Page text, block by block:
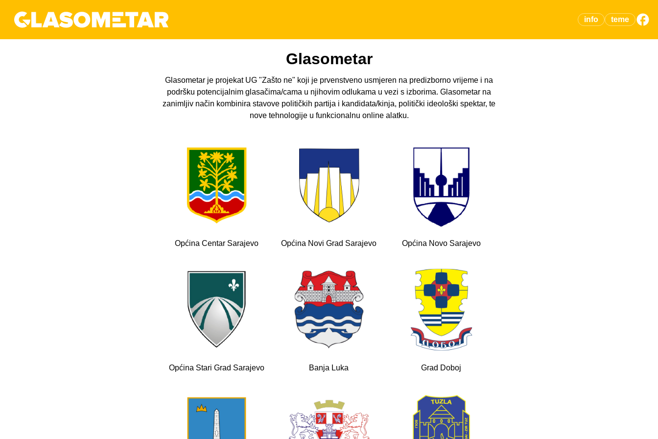
info teme
Glasometar
Glasometar je projekat UG "Zašto ne" koji je prvenstveno usmjeren na predizborno vrijeme i na
podršku potencijalnim glasačima/cama u njihovim odlukama u vezi s izborima. Glasometar na
zanimljiv način kombinira stavove političkih partija i kandidata/kinja, politički ideološki spektar, te
nove tehnologije u funkcionalnu online alatku.
Općina Centar Sarajevo Općina Novi Grad Sarajevo Općina Novo Sarajevo
Općina Stari Grad Sarajevo Banja Luka Grad Doboj